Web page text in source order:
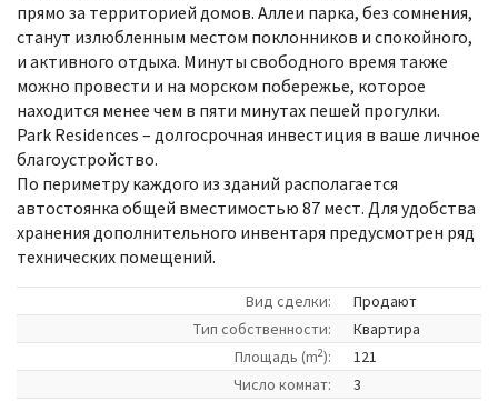
прямо за территорией домов. Аллеи парка, без сомнения,
станут излюбленным местом поклонников и спокойного,
и активного отдыха. Минуты свободного время также
можно провести и на морском побережье, которое
находится менее чем в пяти минутах пешей прогулки.
Park Residences – долгосрочная инвестиция в ваше личное
благоустройство.
По периметру каждого из зданий располагается
автостоянка общей вместимостью 87 мест. Для удобства
хранения дополнительного инвентаря предусмотрен ряд
технических помещений.
Вид сделки:
Продают
Tип собственности:
Квартира
Площадь (m2):
121
Число комнат:
3